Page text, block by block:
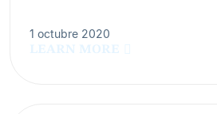
1 octubre 2020
LEARN MORE